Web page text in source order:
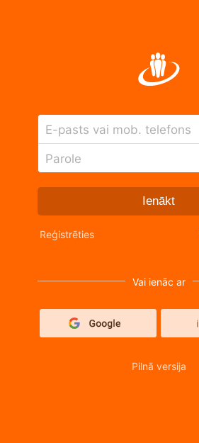
E-pasts vai mob. telefons
Parole
Ienākt
Reģistrēties
Vai ienāc ar
Pilnā versija